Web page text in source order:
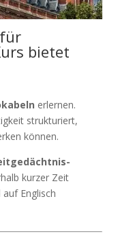
bietet
erlernen.
strukturiert,
können.
kurzer Zeit
Englisch